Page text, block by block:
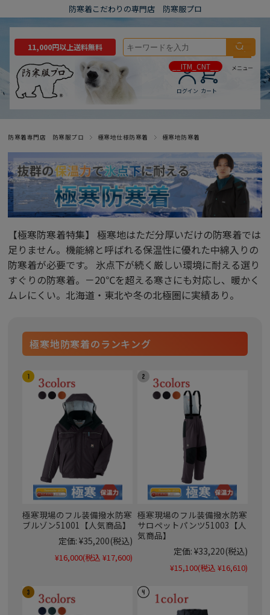
防寒着こだわりの専門店 防寒服プロ
ログイン
__ITM_CNT__
カート
メニュー
11,000円以上送料無料
防寒着専門店 防寒服プロ 極寒地仕様防寒着 極寒地防寒着
【極寒防寒着特集】 極寒地はただ分厚いだけの防寒着では
足りません。機能綿と呼ばれる保温性に優れた中綿入りの
防寒着が必要です。 氷点下が続く厳しい環境に耐える選り
すぐりの防寒着。－20℃を超える寒さにも対応し、暖かく
ムレにくい。北海道・東北や冬の北極圏に実績あり。
極寒地防寒着のランキング
極寒現場のフル装備撥水防寒
ブルゾン51001【人気商品】
定価: ¥35,200(税込)
¥16,000(税込 ¥17,600)
極寒現場のフル装備撥水防寒
サロペットパンツ51003【人
気商品】
定価: ¥33,220(税込)
¥15,100(税込 ¥16,610)